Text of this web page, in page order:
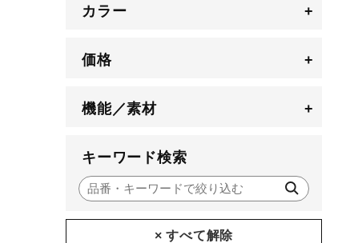
カラー +
価格 +
機能／素材 +
キーワード検索
× すべて解除